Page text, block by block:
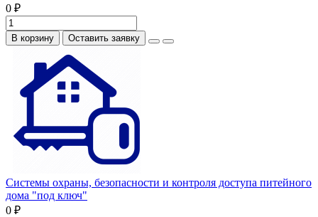
0 ₽
В корзину Оставить заявку
Системы охраны, безопасности и контроля доступа питейного
дома "под ключ"
0 ₽